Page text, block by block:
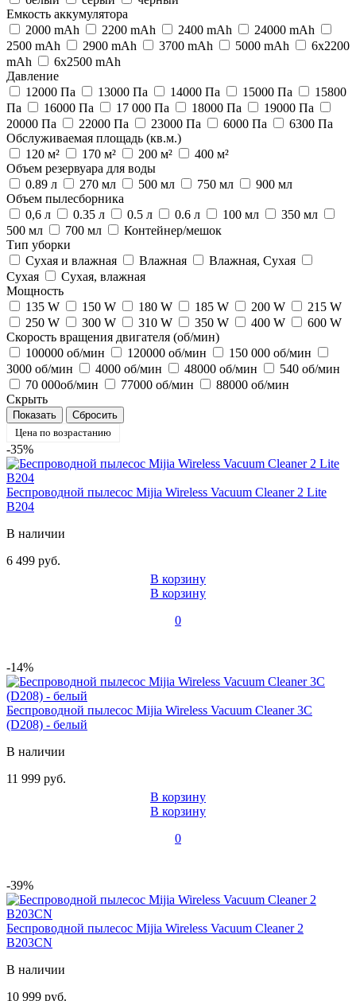
Емкость аккумулятора
2000 mAh
2200 mAh 2400 mAh
24000 mAh
2500 mAh
2900 mAh 3700 mAh 5000 mAh
6x2200
mAh
6x2500 mAh
Давление
12000 Па
13000 Па 14000 Па 15000 Па
15800
Па
16000 Па 17 000 Па 18000 Па
19000 Па
20000 Па
22000 Па 23000 Па 6000 Па
6300 Па
Обслуживаемая площадь (кв.м.)
120 м²
170 м² 200 м²
400 м²
Объем резервуара для воды
0.89 л
270 мл 500 мл 750 мл
900 мл
Объем пылесборника
0,6 л
0.35 л 0.5 л 0.6 л 100 мл
350 мл
500 мл
700 мл
Контейнер/мешок
Тип уборки
Сухая и влажная
Влажная
Влажная, Сухая
Сухая
Сухая, влажная
Мощность
135 W
150 W 180 W 185 W 200 W
215 W
250 W
300 W 310 W 350 W 400 W
600 W
Скорость вращения двигателя (об/мин)
100000 об/мин
120000 об/мин
150 000 об/мин
3000 об/мин
4000 об/мин 48000 об/мин
540 об/мин
70 000об/мин
77000 об/мин
88000 об/мин
Скрыть
Цена по возрастанию
-35%
Беспроводной пылесос Mijia Wireless Vacuum Cleaner 2 Lite
B204
В наличии
6 499 руб.
В корзину
В корзину
0
-14%
Беспроводной пылесос Mijia Wireless Vacuum Cleaner 3C
(D208) - белый
В наличии
11 999 руб.
В корзину
В корзину
0
-39%
Беспроводной пылесос Mijia Wireless Vacuum Cleaner 2
B203CN
В наличии
10 999 руб.